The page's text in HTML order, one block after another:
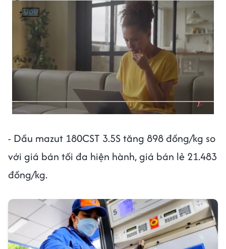
- Dầu mazut 180CST 3.5S tăng 898 đồng/kg so
với giá bán tối đa hiện hành, giá bán lẻ 21.483
đồng/kg.